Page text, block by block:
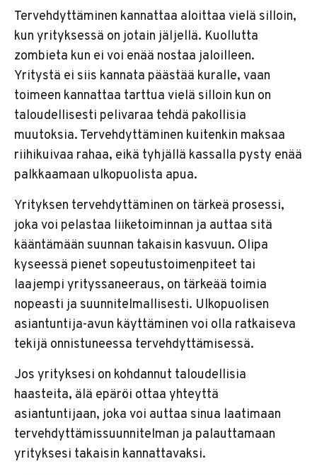
Tervehdyttäminen kannattaa aloittaa vielä silloin,
kun yrityksessä on jotain jäljellä. Kuollutta
zombieta kun ei voi enää nostaa jaloilleen.
Yritystä ei siis kannata päästää kuralle, vaan
toimeen kannattaa tarttua vielä silloin kun on
taloudellisesti pelivaraa tehdä pakollisia
muutoksia. Tervehdyttäminen kuitenkin maksaa
riihikuivaa rahaa, eikä tyhjällä kassalla pysty enää
palkkaamaan ulkopuolista apua.
Yrityksen tervehdyttäminen on tärkeä prosessi,
joka voi pelastaa liiketoiminnan ja auttaa sitä
kääntämään suunnan takaisin kasvuun. Olipa
kyseessä pienet sopeutustoimenpiteet tai
laajempi yrityssaneeraus, on tärkeää toimia
nopeasti ja suunnitelmallisesti. Ulkopuolisen
asiantuntija-avun käyttäminen voi olla ratkaiseva
tekijä onnistuneessa tervehdyttämisessä.
Jos yrityksesi on kohdannut taloudellisia
haasteita, älä epäröi ottaa yhteyttä
asiantuntijaan, joka voi auttaa sinua laatimaan
tervehdyttämissuunnitelman ja palauttamaan
yrityksesi takaisin kannattavaksi.